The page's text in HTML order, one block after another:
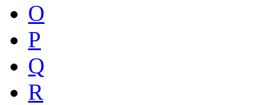
O
P
Q
R